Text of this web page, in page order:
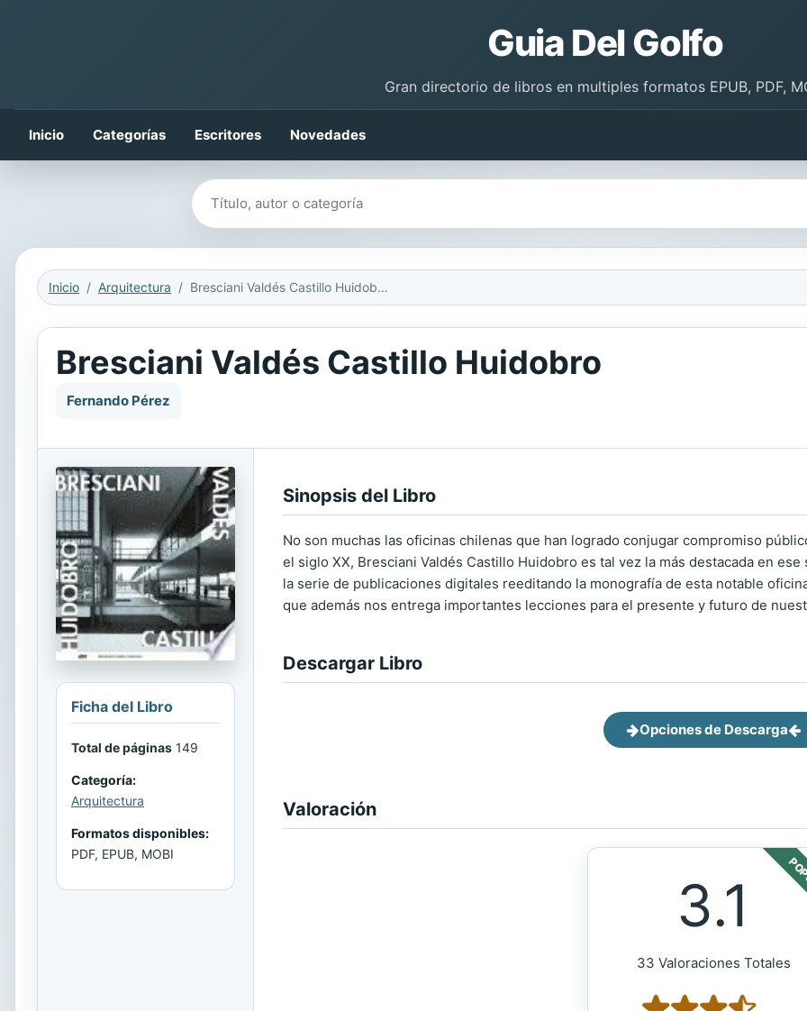
Guia Del Golfo
Gran directorio de libros en multiples formatos EPUB, PDF,
Inicio Categorías Escritores Novedades
Buscar libros
Inicio Arquitectura Bresciani Valdés Castillo Huidobro
Bresciani Valdés Castillo Huidobro
Fernando Pérez
Ficha del Libro
Total de páginas 149
Categoría:
Arquitectura
Formatos disponibles:
PDF, EPUB, MOBI
Sinopsis del Libro
No son muchas las oficinas chilenas que han logrado conjugar compromiso
el siglo XX, Bresciani Valdés Castillo Huidobro es tal vez la más destacada en
la serie de publicaciones digitales reeditando la monografía de esta notable
que además nos entrega importantes lecciones para el presente y futuro de
Descargar Libro
Opciones de Descarga
Valoración
3.1
33 Valoraciones Totales